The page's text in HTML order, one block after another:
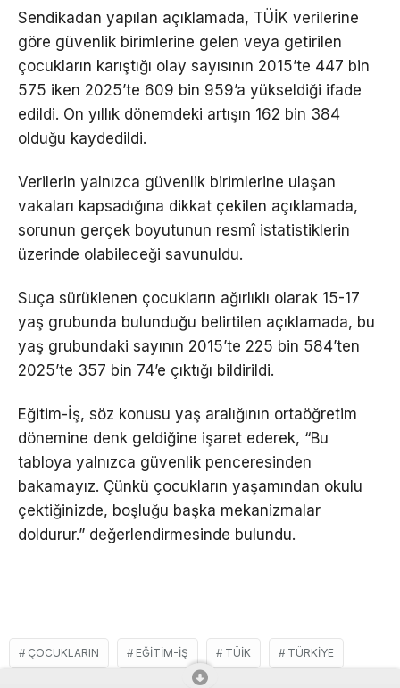
Sendikadan yapılan açıklamada, TÜİK verilerine
göre güvenlik birimlerine gelen veya getirilen
çocukların karıştığı olay sayısının 2015’te 447 bin
575 iken 2025’te 609 bin 959’a yükseldiği ifade
edildi. On yıllık dönemdeki artışın 162 bin 384
olduğu kaydedildi.
Verilerin yalnızca güvenlik birimlerine ulaşan
vakaları kapsadığına dikkat çekilen açıklamada,
sorunun gerçek boyutunun resmî istatistiklerin
üzerinde olabileceği savunuldu.
Suça sürüklenen çocukların ağırlıklı olarak 15-17
yaş grubunda bulunduğu belirtilen açıklamada, bu
yaş grubundaki sayının 2015’te 225 bin 584’ten
2025’te 357 bin 74’e çıktığı bildirildi.
Eğitim-İş, söz konusu yaş aralığının ortaöğretim
dönemine denk geldiğine işaret ederek, “Bu
tabloya yalnızca güvenlik penceresinden
bakamayız. Çünkü çocukların yaşamından okulu
çektiğinizde, boşluğu başka mekanizmalar
doldurur.” değerlendirmesinde bulundu.
ÇOCUKLARIN EĞITIM-İŞ TÜIK TÜRKIYE